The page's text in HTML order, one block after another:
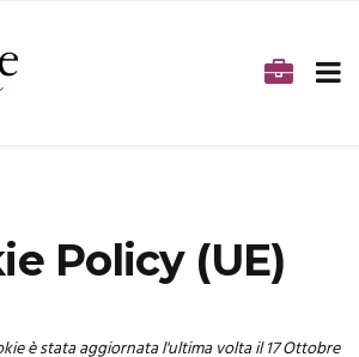
Policy (UE)
è stata aggiornata l'ultima volta il 17 Ottobre